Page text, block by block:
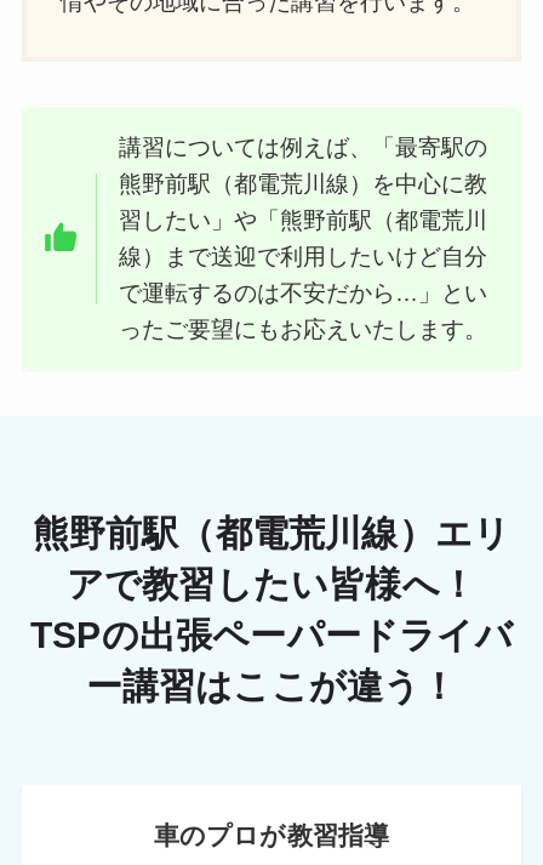
講習については例えば、「最寄駅の
熊野前駅（都電荒川線）を中心に教
習したい」や「熊野前駅（都電荒川
線）まで送迎で利用したいけど自分
で運転するのは不安だから…」とい
ったご要望にもお応えいたします。
熊野前駅（都電荒川線）エリ
アで教習したい皆様へ！
TSPの出張ペーパードライバ
ー講習はここが違う！
車のプロが教習指導